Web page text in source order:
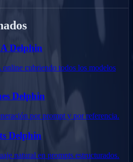
Delphin
cubriendo todos los modelos
Delphin
por prompt y por referencia.
Delphin
natural en prompts estructurados.